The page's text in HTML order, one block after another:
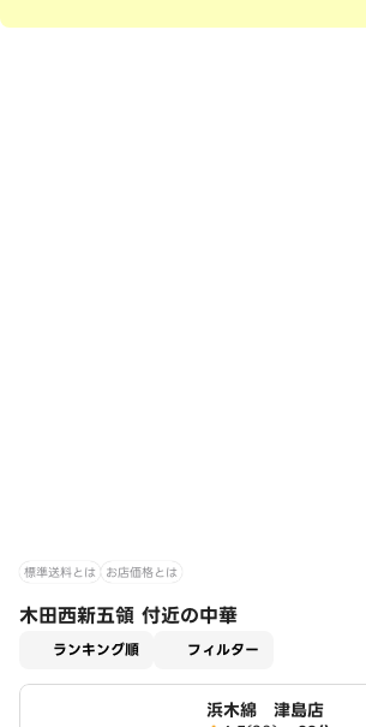
標準送料とは お店価格とは
木田西新五領 付近の中華
ランキング順 フィルター
浜木綿 津島店